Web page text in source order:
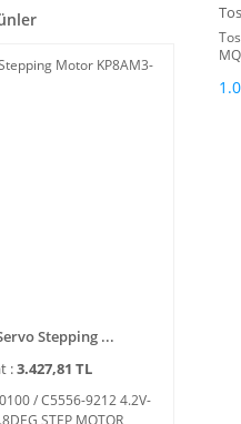
Stepping ...
:3.427,81 TL